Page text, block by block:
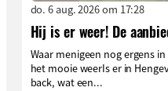
do. 6 aug. 2026 om 17:28
Hij is er weer! De
Waar menigeen nog ergens
het mooie weerIs er in
back, wat een...